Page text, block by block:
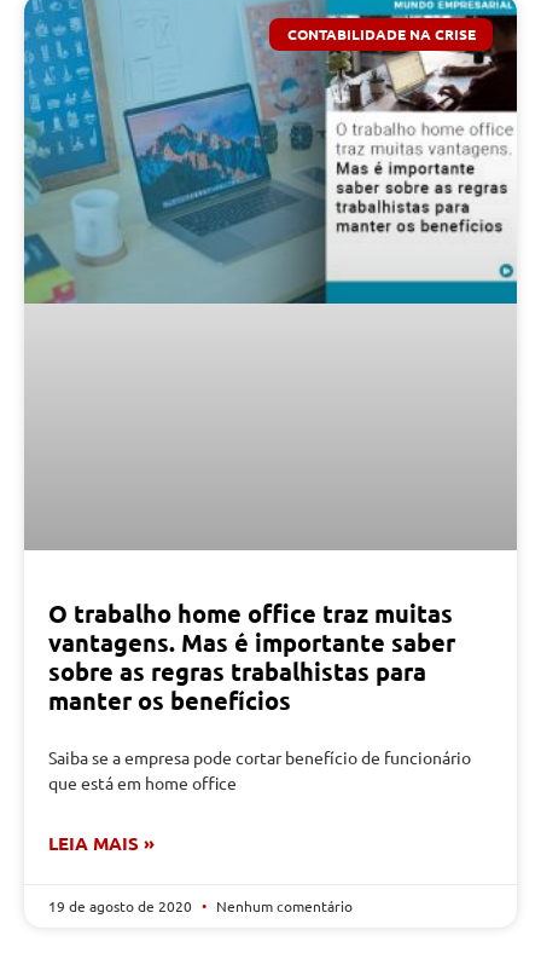
CONTABILIDADE NA CRISE
O trabalho home office traz muitas
vantagens. Mas é importante saber
sobre as regras trabalhistas para
manter os benefícios
Saiba se a empresa pode cortar benefício de funcionário
que está em home office
LEIA MAIS »
19 de agosto de 2020 Nenhum comentário